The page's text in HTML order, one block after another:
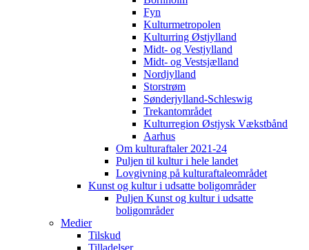
Fyn
Kulturmetropolen
Kulturring Østjylland
Midt- og Vestjylland
Midt- og Vestsjælland
Nordjylland
Storstrøm
Sønderjylland-Schleswig
Trekantområdet
Kulturregion Østjysk Vækstbånd
Aarhus
Om kulturaftaler 2021-24
Puljen til kultur i hele landet
Lovgivning på kulturaftaleområdet
Kunst og kultur i udsatte boligområder
Puljen Kunst og kultur i udsatte
boligområder
Medier
Tilskud
Tilladelser